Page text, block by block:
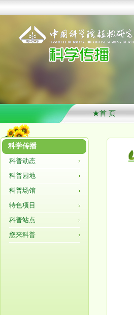
★首 页
科学传播
科普动态
科普园地
科普场馆
特色项目
科普站点
您来科普